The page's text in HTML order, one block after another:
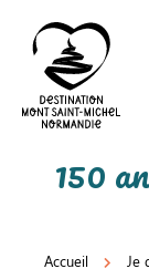
Mont
Normandie
150
Accueil Je